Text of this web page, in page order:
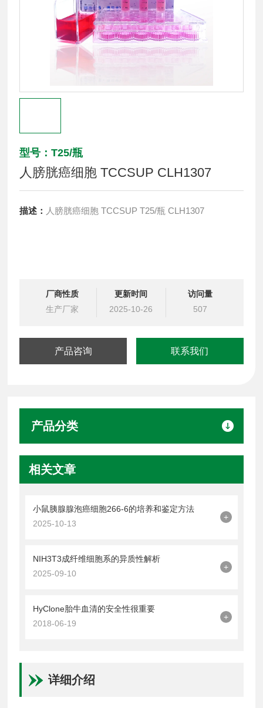
型号：T25/瓶
人膀胱癌细胞 TCCSUP CLH1307
描述： 人膀胱癌细胞 TCCSUP T25/瓶 CLH1307
厂商性质
生产厂家
更新时间
2025-10-26
访问量
507
产品咨询 联系我们
产品分类
相关文章
小鼠胰腺腺泡癌细胞266-6的培养和鉴定方法
2025-10-13
+
NIH3T3成纤维细胞系的异质性解析
2025-09-10
+
HyClone胎牛血清的安全性很重要
2018-06-19
+
详细介绍